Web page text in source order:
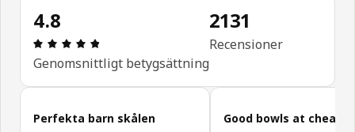
4.8
Recension: 4.8 / 5 stjärnor. Totalt antal
Genomsnittligt betygsättning
2131
Recensioner
Hoppa över kundrecensioner
Perfekta barn skålen
Good bowls at cheap